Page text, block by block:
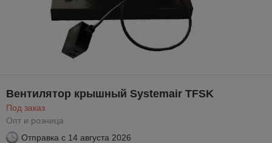
Вентилятор крышный Systemair TFSK
Под заказ
Опт и розница
Отправка с 14 августа 2026